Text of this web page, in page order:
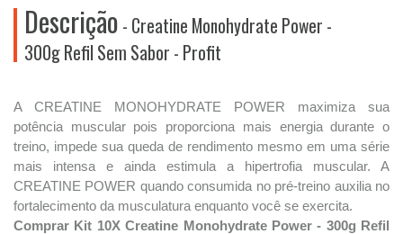
Descrição - Creatine Monohydrate Power -
300g Refil Sem Sabor - Profit
A CREATINE MONOHYDRATE POWER maximiza sua
potência muscular pois proporciona mais energia durante o
treino, impede sua queda de rendimento mesmo em uma série
mais intensa e ainda estimula a hipertrofia muscular. A
CREATINE POWER quando consumida no pré-treino auxilia no
fortalecimento da musculatura enquanto você se exercita.
Comprar Kit 10X Creatine Monohydrate Power - 300g Refil